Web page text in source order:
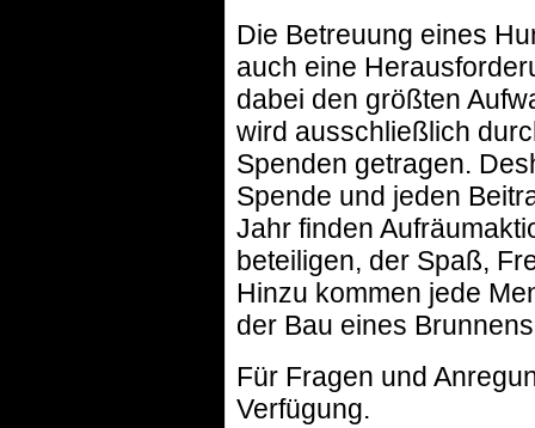
Die Betreuung eines
auch eine
dabei den größten
wird ausschließlich
Spenden getragen.
Spende und jeden
Jahr finden
beteiligen, der Spaß,
Hinzu kommen jede
der Bau eines
Für Fragen und
Verfügung.